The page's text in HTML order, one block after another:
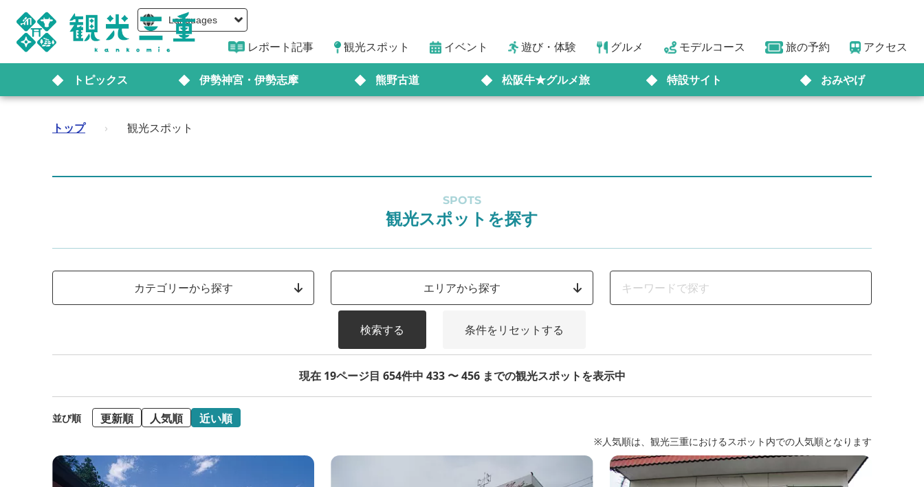
Languages
レポート記事 観光スポット イベント 遊び・体験 グルメ モデルコース 旅の予約 アクセス
トピックス 伊勢神宮・伊勢志摩 熊野古道 松阪牛★グルメ旅 特設サイト おみやげ
トップ › 観光スポット
SPOTS
観光スポットを探す
カテゴリーから探す エリアから探す
検索する 条件をリセットする
現在 19ページ目 654件中 433 〜 456 までの観光スポットを表示中
並び順 更新順 人気順 近い順
※人気順は、観光三重におけるスポット内での人気順となります